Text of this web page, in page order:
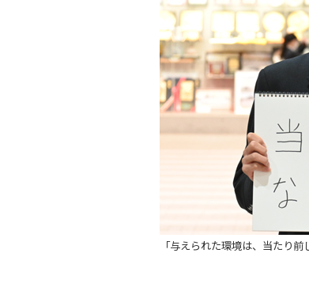
「与えられた環境は、当たり前